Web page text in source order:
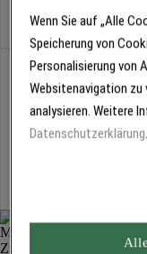
Stück
Abholung
Für
Wenn Sie auf „Alle
Speicherung von
Personalisierung von
Websitenavigation zu
analysieren. Weitere
Datenschutzerklärung.